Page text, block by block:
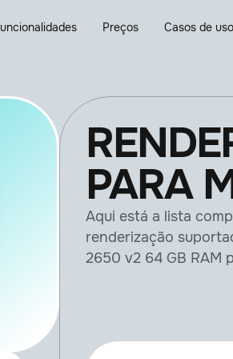
Preços Casos de uso
PARA
Aqui está a lista
renderização
2650 v2 64 GB RAM